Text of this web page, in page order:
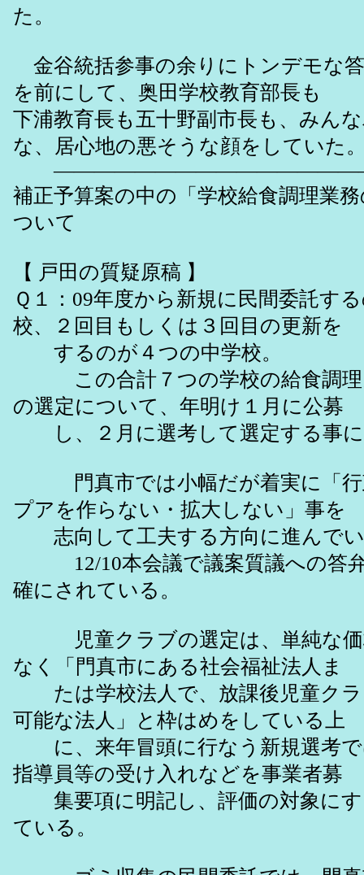
た。
金谷統括参事の余りにトンデモな
を前にして、奥田学校教育部長も
下浦教育長も五十野副市長も、みん
な、居心地の悪そうな顔をしていた
補正予算案の中の「学校給食調理業
ついて
【 戸田の質疑原稿 】
Ｑ１：09年度から新規に民間委託す
校、２回目もしくは３回目の更新を
するのが４つの中学校。
この合計７つの学校の給食調理
の選定について、年明け１月に公募
し、２月に選考して選定する事に
門真市では小幅だが着実に「行
プアを作らない・拡大しない」事を
志向して工夫する方向に進んで
12/10本会議で議案質議への答弁
確にされている。
児童クラブの選定は、単純な価
なく「門真市にある社会福祉法人ま
たは学校法人で、放課後児童クラ
可能な法人」と枠はめをしている上
に、来年冒頭に行なう新規選考で
指導員等の受け入れなどを事業者募
集要項に明記し、評価の対象にす
ている。